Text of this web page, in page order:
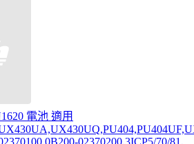
電池 適用